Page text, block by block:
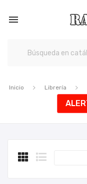

Inicio Librería